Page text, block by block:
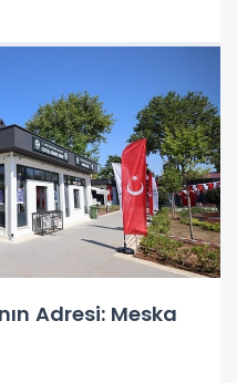
Adresi: Meska